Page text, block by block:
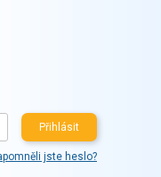
Přihlásit
jste heslo?